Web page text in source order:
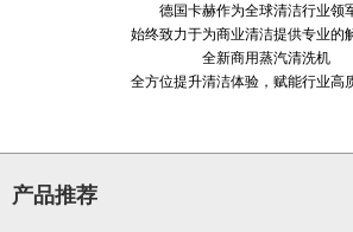
德国卡赫作为全球清洁行业领
始终致力于为商业清洁提供专业的
全新商用蒸汽清洗机
全方位提升清洁体验，赋能行业高
产品推荐